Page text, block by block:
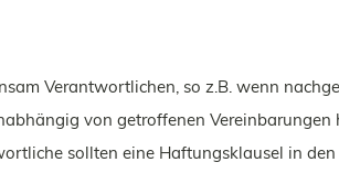
Verantwortlichen, so z.B. wenn
von getroffenen Vereinbarungen
sollten eine Haftungsklausel in